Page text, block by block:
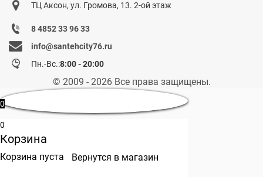
ТЦ Аксон, ул. Громова, 13. 2-ой этаж
8 4852 33 96 33
info@santehcity76.ru
Пн.-Вс.:8:00 - 20:00
© 2009 - 2026 Все права защищены.
0
0
Корзина
Корзина пуста Вернутся в магазин